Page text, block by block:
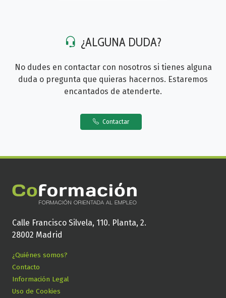
¿ALGUNA DUDA?
No dudes en contactar con nosotros si tienes alguna
duda o pregunta que quieras hacernos. Estaremos
encantados de atenderte.
Contactar
Calle Francisco Silvela, 110. Planta, 2.
28002 Madrid
¿Quiénes somos?
Contacto
Información Legal
Uso de Cookies